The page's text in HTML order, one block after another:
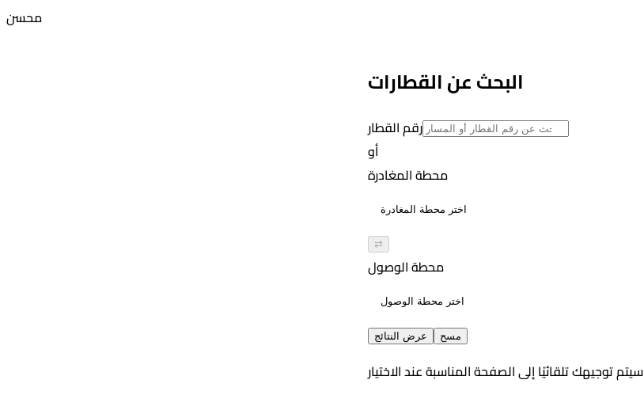
محسن
البحث عن القطارات
رقم القطار
أو
محطة المغادرة
⇄
محطة الوصول
عرض النتائج مسح
سيتم توجيهك تلقائيًا إلى الصفحة المناسبة عند الاختيار